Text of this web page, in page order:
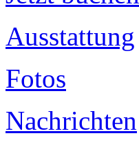
Ausstattung
Fotos
Nachrichten